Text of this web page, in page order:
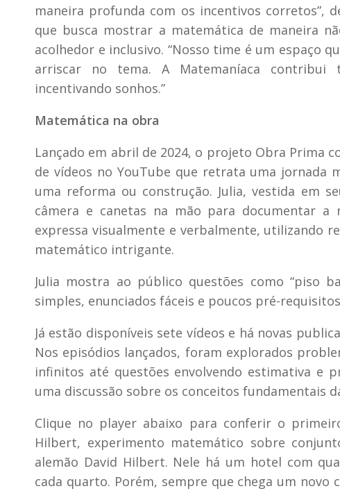
maneira profunda com os incentivos corretos”,
que busca mostrar a matemática de maneira
acolhedor e inclusivo. “Nosso time é um espaço
arriscar no tema. A Matemaníaca contribui
incentivando sonhos.”
Matemática na obra
Lançado em abril de 2024, o projeto Obra Prima
de vídeos no YouTube que retrata uma jornada
uma reforma ou construção. Julia, vestida em
câmera e canetas na mão para documentar
expressa visualmente e verbalmente, utilizando
matemático intrigante.
Julia mostra ao público questões como “piso
simples, enunciados fáceis e poucos pré-
Já estão disponíveis sete vídeos e há novas
Nos episódios lançados, foram explorados
infinitos até questões envolvendo estimativa e
uma discussão sobre os conceitos fundamentais
Clique no player abaixo para conferir o
Hilbert, experimento matemático sobre
alemão David Hilbert. Nele há um hotel com
cada quarto. Porém, sempre que chega um